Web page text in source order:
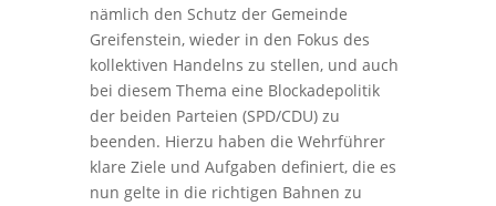
nämlich den Schutz der Gemeinde
Greifenstein, wieder in den Fokus des
kollektiven Handelns zu stellen, und auch
bei diesem Thema eine Blockadepolitik
der beiden Parteien (SPD/CDU) zu
beenden. Hierzu haben die Wehrführer
klare Ziele und Aufgaben definiert, die es
nun gelte in die richtigen Bahnen zu